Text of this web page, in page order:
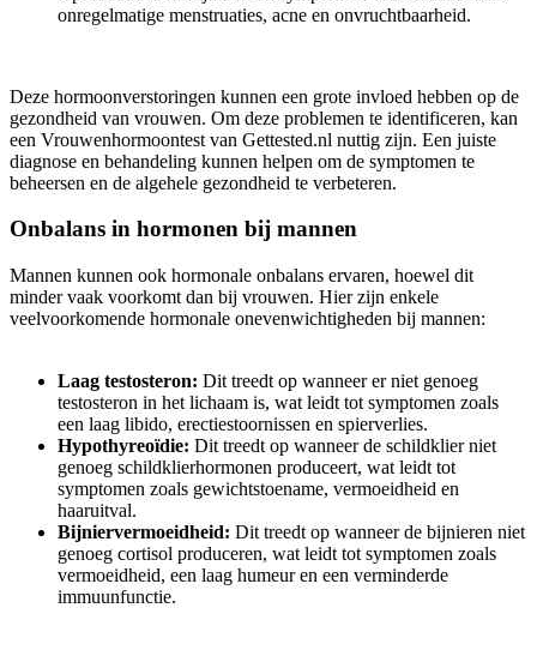
onregelmatige menstruaties, acne en onvruchtbaarheid.
Deze hormoonverstoringen kunnen een grote invloed hebben op de
gezondheid van vrouwen. Om deze problemen te identificeren, kan
een Vrouwenhormoontest van Gettested.nl nuttig zijn. Een juiste
diagnose en behandeling kunnen helpen om de symptomen te
beheersen en de algehele gezondheid te verbeteren.
Onbalans in hormonen bij mannen
Mannen kunnen ook hormonale onbalans ervaren, hoewel dit
minder vaak voorkomt dan bij vrouwen. Hier zijn enkele
veelvoorkomende hormonale onevenwichtigheden bij mannen:
Laag testosteron: Dit treedt op wanneer er niet genoeg
testosteron in het lichaam is, wat leidt tot symptomen zoals
een laag libido, erectiestoornissen en spierverlies.
Hypothyreoïdie: Dit treedt op wanneer de schildklier niet
genoeg schildklierhormonen produceert, wat leidt tot
symptomen zoals gewichtstoename, vermoeidheid en
haaruitval.
Bijniervermoeidheid: Dit treedt op wanneer de bijnieren niet
genoeg cortisol produceren, wat leidt tot symptomen zoals
vermoeidheid, een laag humeur en een verminderde
immuunfunctie.